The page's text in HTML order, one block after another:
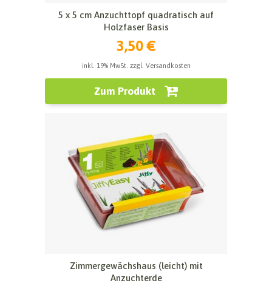
5 x 5 cm Anzuchttopf quadratisch auf
Holzfaser Basis
3,50 €
inkl. 19% MwSt. zzgl. Versandkosten
Zum Produkt
Zimmergewächshaus (leicht) mit
Anzuchterde